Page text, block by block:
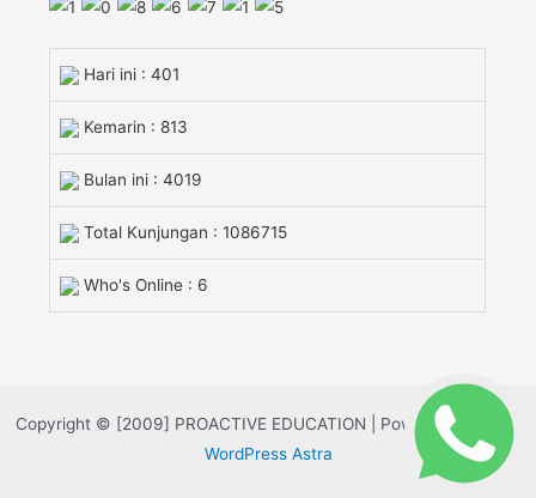
Hari ini : 401
Kemarin : 813
Bulan ini : 4019
Total Kunjungan : 1086715
Who's Online : 6
Copyright © [2009] PROACTIVE EDUCATION | Powered by
Tema
WordPress Astra